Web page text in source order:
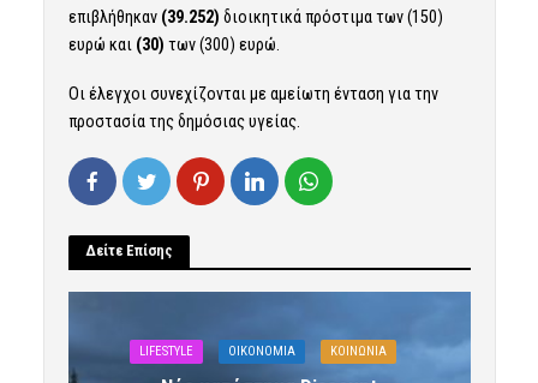
επιβλήθηκαν (39.252) διοικητικά πρόστιμα των (150)
ευρώ και (30) των (300) ευρώ.
Οι έλεγχοι συνεχίζονται με αμείωτη ένταση για την
προστασία της δημόσιας υγείας.
Δείτε Επίσης
LIFESTYLE OIKONOMIA ΚΟΙΝΩΝΙΑ